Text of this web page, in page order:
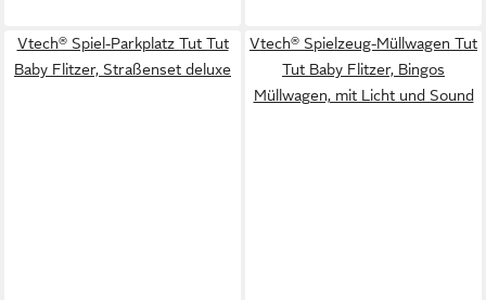
Vtech® Spiel-Parkplatz Tut Tut
Baby Flitzer, Straßenset deluxe
Vtech® Spielzeug-Müllwagen Tut
Tut Baby Flitzer, Bingos
Müllwagen, mit Licht und Sound